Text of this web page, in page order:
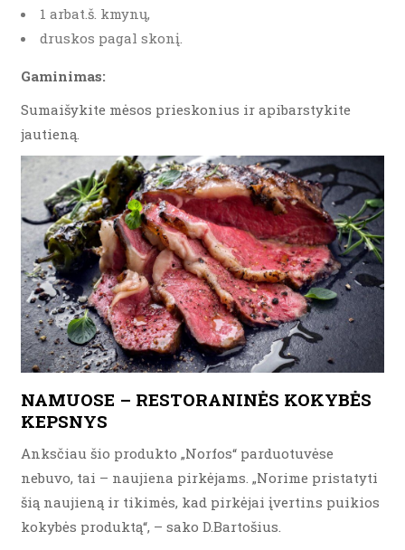
1 arbat.š. kmynų,
druskos pagal skonį.
Gaminimas:
Sumaišykite mėsos prieskonius ir apibarstykite
jautieną.
NAMUOSE – RESTORANINĖS KOKYBĖS
KEPSNYS
Anksčiau šio produkto „Norfos“ parduotuvėse
nebuvo, tai – naujiena pirkėjams. „Norime pristatyti
šią naujieną ir tikimės, kad pirkėjai įvertins puikios
kokybės produktą“, – sako D.Bartošius.